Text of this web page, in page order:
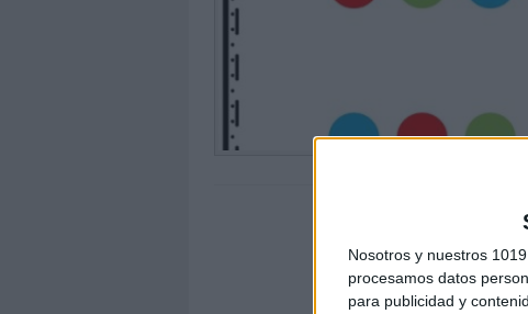
Nosotros y nuestros 1019
procesamos datos
para publicidad y